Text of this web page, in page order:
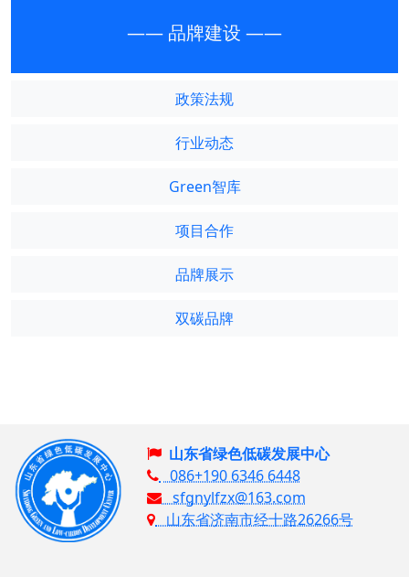
—— 品牌建设 ——
政策法规
行业动态
Green智库
项目合作
品牌展示
双碳品牌
山东省绿色低碳发展中心
086+190 6346 6448
sfgnylfzx@163.com
山东省济南市经十路26266号